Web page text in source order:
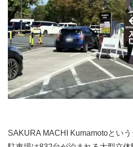
SAKURA MACHI Kumamotoとい